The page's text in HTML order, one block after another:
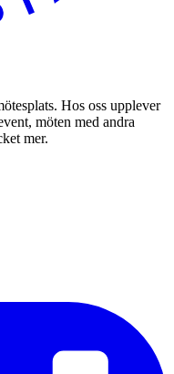
Hos oss upplever
möten med andra
mer.